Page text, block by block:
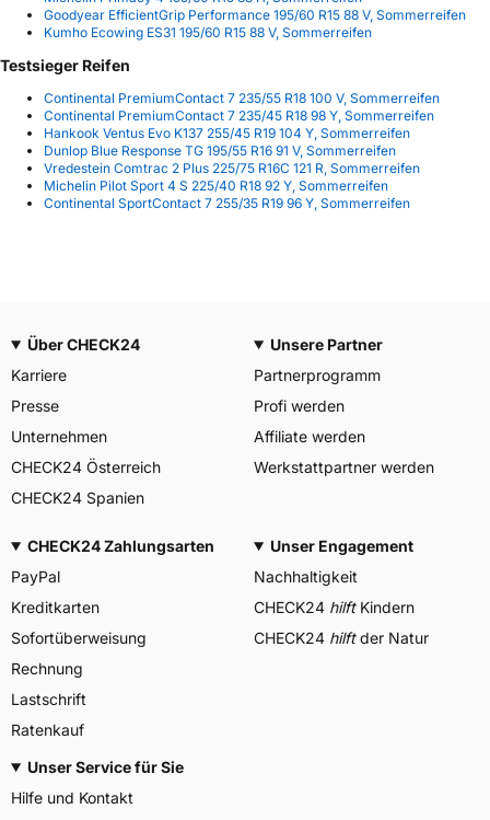
Goodyear EfficientGrip Performance 195/60 R15 88 V, Sommerreifen
Kumho Ecowing ES31 195/60 R15 88 V, Sommerreifen
Testsieger Reifen
Continental PremiumContact 7 235/55 R18 100 V, Sommerreifen
Continental PremiumContact 7 235/45 R18 98 Y, Sommerreifen
Hankook Ventus Evo K137 255/45 R19 104 Y, Sommerreifen
Dunlop Blue Response TG 195/55 R16 91 V, Sommerreifen
Vredestein Comtrac 2 Plus 225/75 R16C 121 R, Sommerreifen
Michelin Pilot Sport 4 S 225/40 R18 92 Y, Sommerreifen
Continental SportContact 7 255/35 R19 96 Y, Sommerreifen
Über CHECK24
Karriere
Presse
Unternehmen
CHECK24 Österreich
CHECK24 Spanien
Unsere Partner
Partnerprogramm
Profi werden
Affiliate werden
Werkstattpartner werden
CHECK24 Zahlungsarten
PayPal
Kreditkarten
Sofortüberweisung
Rechnung
Lastschrift
Ratenkauf
Unser Engagement
Nachhaltigkeit
CHECK24 hilftKindern
CHECK24 hilftder Natur
Unser Service für Sie
Hilfe und Kontakt